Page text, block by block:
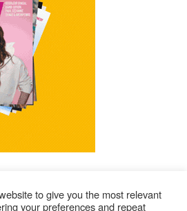
to give you the most relevant
your preferences and repeat